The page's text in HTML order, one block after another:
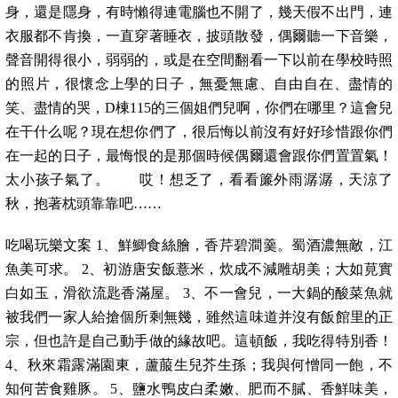
身，還是隱身，有時懶得連電腦也不開了，幾天假不出門，連
衣服都不肯換，一直穿著睡衣，披頭散發，偶爾聽一下音樂，
聲音開得很小，弱弱的，或是在空間翻看一下以前在學校時照
的照片，很懷念上學的日子，無憂無慮、自由自在、盡情的
笑、盡情的哭，D棟115的三個姐們兒啊，你們在哪里？這會兒
在干什么呢？現在想你們了，很后悔以前沒有好好珍惜跟你們
在一起的日子，最悔恨的是那個時候偶爾還會跟你們置置氣！
太小孩子氣了。 哎！想乏了，看看簾外雨潺潺，天涼了
秋，抱著枕頭靠靠吧……
吃喝玩樂文案 1、鮮鯽食絲膾，香芹碧澗羹。蜀酒濃無敵，江
魚美可求。 2、初游唐安飯薏米，炊成不減雕胡美；大如莧實
白如玉，滑欲流匙香滿屋。 3、不一會兒，一大鍋的酸菜魚就
被我們一家人給搶個所剩無幾，雖然這味道并沒有飯館里的正
宗，但也許是自己動手做的緣故吧。這頓飯，我吃得特別香！
4、秋來霜露滿園東，蘆菔生兒芥生孫；我與何憎同一飽，不
知何苦食雞豚。 5、鹽水鴨皮白柔嫩、肥而不膩、香鮮味美，